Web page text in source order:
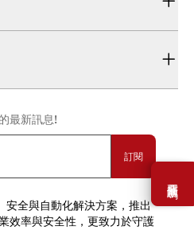
需要幫助嗎？
最新訊息!
訂閱
安全與自動化解決方案，推出
效率與安全性，更致力於守護